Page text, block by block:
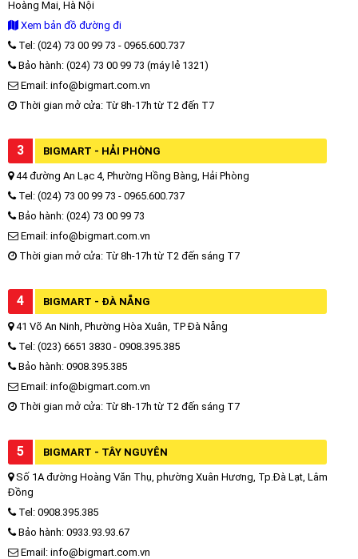
Hoàng Mai, Hà Nội
Xem bản đồ đường đi
Tel: (024) 73 00 99 73 - 0965.600.737
Bảo hành: (024) 73 00 99 73 (máy lẻ 1321)
Email: info@bigmart.com.vn
Thời gian mở cửa: Từ 8h-17h từ T2 đến T7
3 BIGMART - HẢI PHÒNG
44 đường An Lạc 4, Phường Hồng Bàng, Hải Phòng
Tel: (024) 73 00 99 73 - 0965.600.737
Bảo hành: (024) 73 00 99 73
Email: info@bigmart.com.vn
Thời gian mở cửa: Từ 8h-17h từ T2 đến sáng T7
4 BIGMART - ĐÀ NẴNG
41 Võ An Ninh, Phường Hòa Xuân, TP Đà Nẵng
Tel: (023) 6651 3830 - 0908.395.385
Bảo hành: 0908.395.385
Email: info@bigmart.com.vn
Thời gian mở cửa: Từ 8h-17h từ T2 đến sáng T7
5 BIGMART - TÂY NGUYÊN
Số 1A đường Hoàng Văn Thụ, phường Xuân Hương, Tp.Đà Lạt, Lâm
Đồng
Tel: 0908.395.385
Bảo hành: 0933.93.93.67
Email: info@bigmart.com.vn